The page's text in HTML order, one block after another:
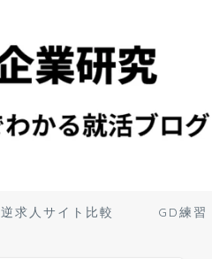
逆求人サイト比較 GD練習